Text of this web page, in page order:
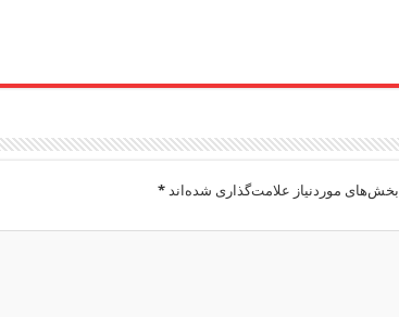
بخش‌های موردنیاز علامت‌گذاری شده‌اند*